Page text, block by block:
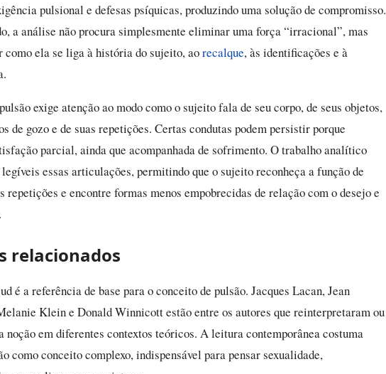
pulsional e defesas psíquicas, produzindo uma solução de compromisso.
a análise não procura simplesmente eliminar uma força “irracional”, mas
como ela se liga à história do sujeito, aorecalque, às identificações e à
exige atenção ao modo como o sujeito fala de seu corpo, de seus objetos,
de gozo e de suas repetições. Certas condutas podem persistir porque
parcial, ainda que acompanhada de sofrimento. O trabalho analítico
essas articulações, permitindo que o sujeito reconheça a função de
repetições e encontre formas menos empobrecidas de relação com o desejo e
relacionados
é a referência de base para o conceito de pulsão. Jacques Lacan, Jean
Klein e Donald Winnicott estão entre os autores que reinterpretaram ou
noção em diferentes contextos teóricos. A leitura contemporânea costuma
como conceito complexo, indispensável para pensar sexualidade,